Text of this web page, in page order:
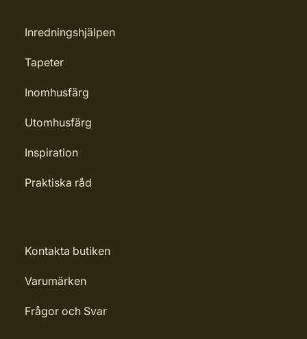
Inredningshjälpen
Tapeter
Inomhusfärg
Utomhusfärg
Inspiration
Praktiska råd
Kontakta butiken
Varumärken
Frågor och Svar